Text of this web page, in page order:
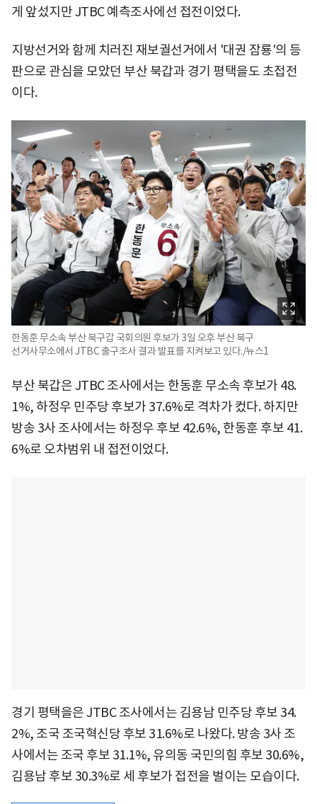
게 앞섰지만 JTBC 예측조사에선 접전이었다.
지방선거와 함께 치러진 재보궐선거에서 '대권 잠룡'의 등
판으로 관심을 모았던 부산 북갑과 경기 평택을도 초접전
이다.
한동훈 무소속 부산 북구갑 국회의원 후보가 3일 오후 부산 북구
선거사무소에서 JTBC 출구조사 결과 발표를 지켜보고 있다./뉴스1
부산 북갑은 JTBC 조사에서는 한동훈 무소속 후보가 48.
1%, 하정우 민주당 후보가 37.6%로 격차가 컸다. 하지만
방송 3사 조사에서는 하정우 후보 42.6%, 한동훈 후보 41.
6%로 오차범위 내 접전이었다.
경기 평택을은 JTBC 조사에서는 김용남 민주당 후보 34.
2%, 조국 조국혁신당 후보 31.6%로 나왔다. 방송 3사 조
사에서는 조국 후보 31.1%, 유의동 국민의힘 후보 30.6%,
김용남 후보 30.3%로 세 후보가 접전을 벌이는 모습이다.